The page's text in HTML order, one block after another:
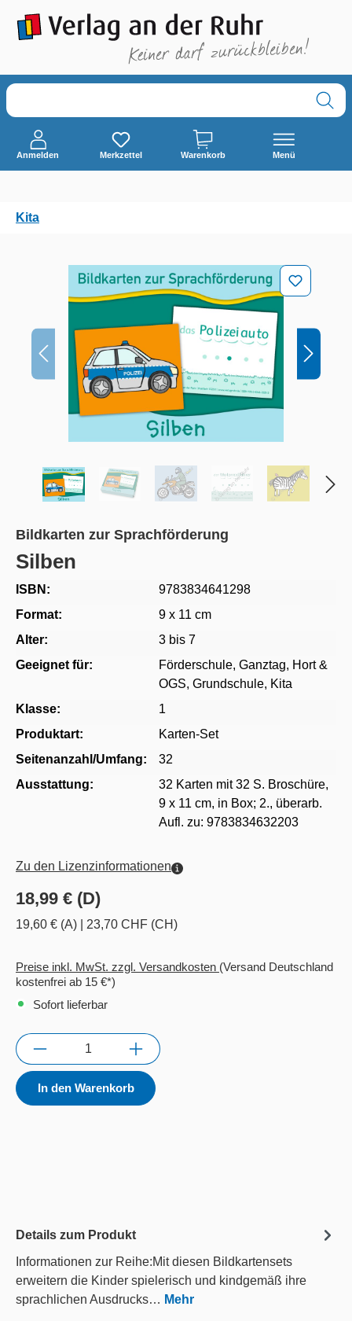
springen
Anmelden Merkzettel Warenkorb Menü
Kita
Bildergalerie überspringen
Bildkarten zur Sprachförderung
Silben
ISBN:
9783834641298
Format:
9 x 11 cm
Alter:
3 bis 7
Geeignet für:
Förderschule, Ganztag, Hort &
OGS, Grundschule, Kita
Klasse:
1
Produktart:
Karten-Set
Seitenanzahl/Umfang:
32
Ausstattung:
32 Karten mit 32 S. Broschüre,
9 x 11 cm, in Box; 2., überarb.
Aufl. zu: 9783834632203
Zu den Lizenzinformationen
18,99 € (D)
19,60 € (A) 23,70 CHF (CH)
Preise inkl. MwSt. zzgl. Versandkosten (Versand Deutschland
kostenfrei ab 15 €*)
Sofort lieferbar
Anzahl
In den Warenkorb
Details zum Produkt
Informationen zur Reihe:Mit diesen Bildkartensets
erweitern die Kinder spielerisch und kindgemäß ihre
sprachlichen Ausdrucks… Mehr